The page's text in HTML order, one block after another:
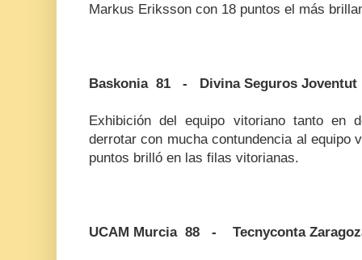
Markus Eriksson con 18 puntos el más
Baskonia 81 - Divina Seguros Joventut
Exhibición del equipo vitoriano tanto en
derrotar con mucha contundencia al equipo
puntos brilló en las filas vitorianas.
UCAM Murcia 88 - Tecnyconta